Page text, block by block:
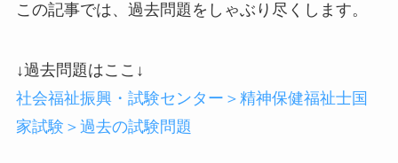
この記事では、過去問題をしゃぶり尽くします。
↓過去問題はここ↓
社会福祉振興・試験センター＞精神保健福祉士国
家試験＞過去の試験問題